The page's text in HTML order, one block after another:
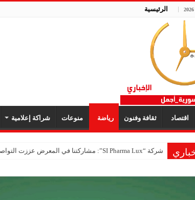
الرئيسية
اقتصاد ثقافة وفنون رياضة منوعات شراكة إعلامية
شركة “SI Pharma Lux”: مشاركتنا في المعرض عززت التواصل مع الشركاء المحليين والدوليين